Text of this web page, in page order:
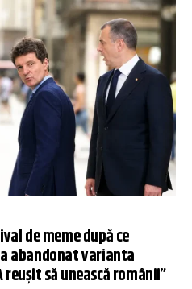
de meme după ce
abandonat varianta
să unească românii”